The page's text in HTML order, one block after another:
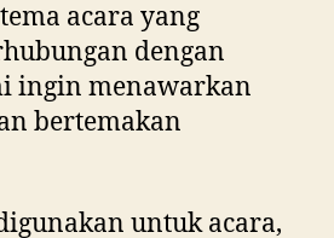
acara yang
dengan
ingin menawarkan
bertemakan
untuk acara,